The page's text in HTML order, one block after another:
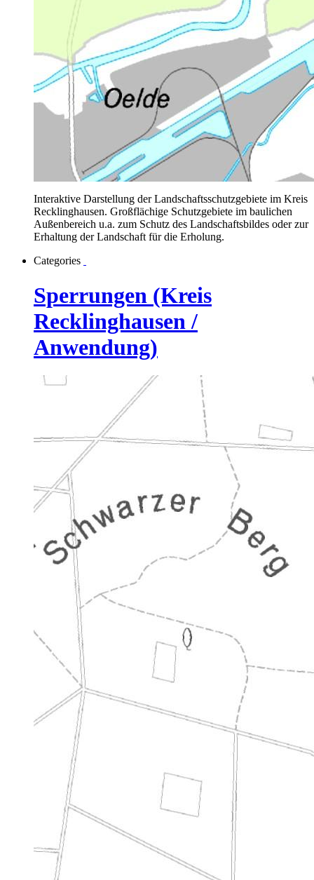
Interaktive Darstellung der Landschaftsschutzgebiete im Kreis
Recklinghausen. Großflächige Schutzgebiete im baulichen
Außenbereich u.a. zum Schutz des Landschaftsbildes oder zur
Erhaltung der Landschaft für die Erholung.
Categories
Sperrungen (Kreis
Recklinghausen /
Anwendung)